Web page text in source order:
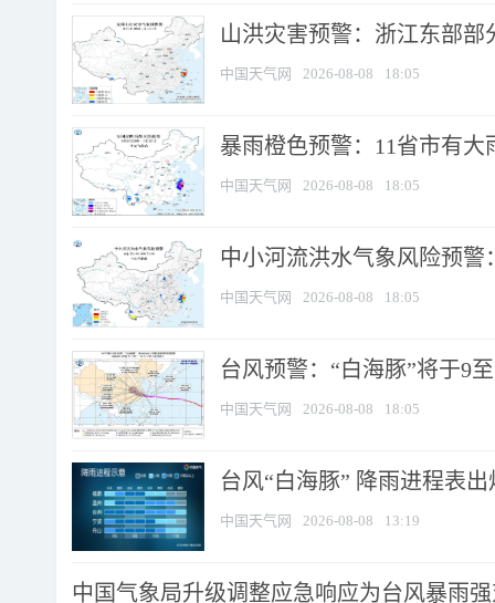
山洪灾害预警：浙江东部
中国天气网 2026-08-08 18:05
暴雨橙色预警：11省市有
中国天气网 2026-08-08 18:05
中小河流洪水气象风险预
中国天气网 2026-08-08 18:05
台风预警：“白海豚”将于9
中国天气网 2026-08-08 18:05
台风“白海豚” 降雨进程表
中国天气网 2026-08-08 13:19
中国气象局升级调整应急响应为台风暴雨